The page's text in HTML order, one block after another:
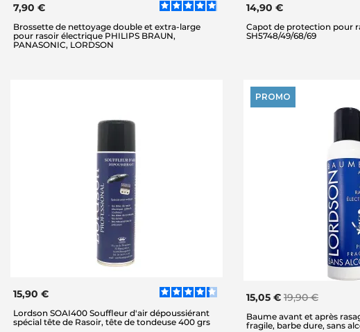
7,90 €
Brossette de nettoyage double et extra-large
pour rasoir électrique PHILIPS BRAUN,
PANASONIC, LORDSON
14,90 €
Capot de protection pour
SH5748/49/68/69
15,90 €
Lordson SOAI400 Souffleur d'air dépoussiérant
spécial tête de Rasoir, tête de tondeuse 400 grs
PROMO
15,05 € 19,90 €
Baume avant et après
fragile, barbe dure, sans